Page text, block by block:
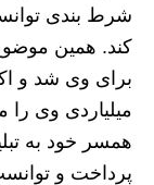
شرط بندی
کند. همین
برای وی شد و
میلیاردی وی
همسر خود به
پرداخت و